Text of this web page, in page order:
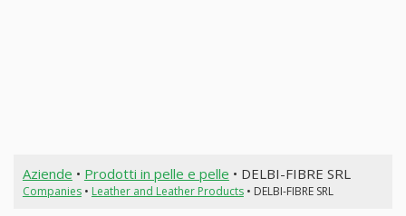
Aziende • Prodotti in pelle e pelle • DELBI-FIBRE SRL
Companies• Leather and Leather Products• DELBI-FIBRE SRL